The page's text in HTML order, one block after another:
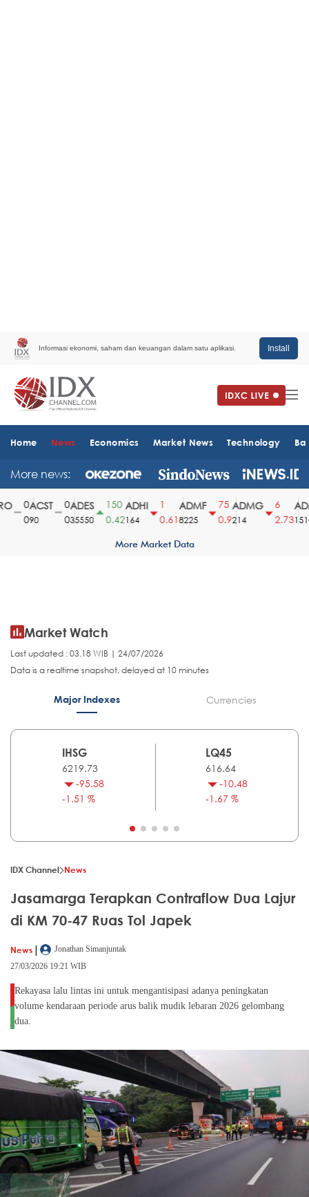
Informasi ekonomi, saham dan keuangan dalam satu aplikasi. Install
Home News Economics Market News Technology
More news:
ACST
90
ADES
35550
150
0.42
ADHI
164
0.61
ADMF
8225
75
0.9
ADMG
214
2.731510
More Market Data
Market Watch
Last updated : 03.18 WIB | 24/07/2026
Data is a realtime snapshot, delayed at 10 minutes
Major Indexes Currencies
IHSG
6219.73
-95.58
-1.51 %
LQ45
616.64
-10.48
-1.67 %
IDX Channel News
Jasamarga Terapkan Contraflow Dua Lajur
di KM 70-47 Ruas Tol Japek
News |
Jonathan Simanjuntak
27/03/2026 19:21 WIB
Rekayasa lalu lintas ini untuk mengantisipasi adanya peningkatan
volume kendaraan periode arus balik mudik lebaran 2026 gelombang
dua.